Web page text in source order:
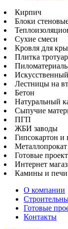
Кирпич
Блоки
Сухие смеси
Кровля для
Плитка
Лестницы на
Бетон
Натуральный
Сыпучие
ПГП
ЖБИ заводы
Гипсокартон и
Готовые
Интернет
Камины и печи
О компании
Готовые
Контакты